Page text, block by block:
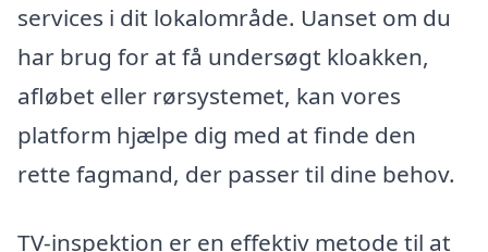
services i dit lokalområde. Uanset om du
har brug for at få undersøgt kloakken,
afløbet eller rørsystemet, kan vores
platform hjælpe dig med at finde den
rette fagmand, der passer til dine behov.
TV-inspektion er en effektiv metode til at